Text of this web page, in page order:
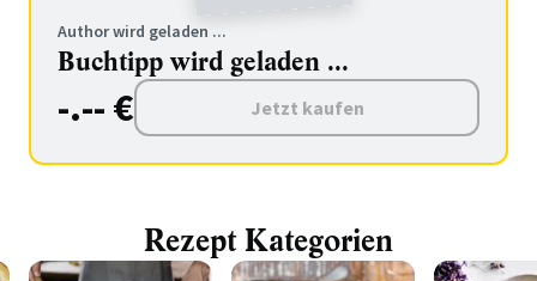
Author wird geladen ...
Buchtipp wird geladen ...
-.-- € Jetzt kaufen
Rezept Kategorien